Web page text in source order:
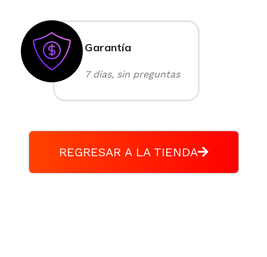
Garantía
7 días, sin preguntas
REGRESAR A LA TIENDA